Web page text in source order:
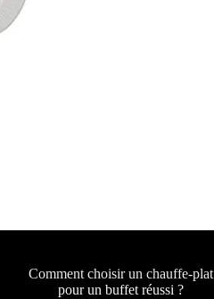
Comment choisir un chauffe-plat
pour un buffet réussi ?